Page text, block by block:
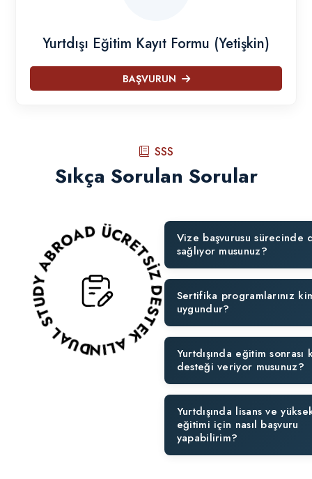
Yurtdışı Eğitim Kayıt Formu (Yetişkin)
BAŞVURUN
SSS
Sıkça Sorulan Sorular
DUAL STUDY ABROAD ÜCRETSİZ DESTEK ALIN!Vize başvurusu sürecinde
sağlıyor musunuz?
Sertifika programlarınız
uygundur?
Yurtdışında eğitim sonrası
desteği veriyor musunuz?
Yurtdışında lisans ve
eğitimi için nasıl başvuru
yapabilirim?